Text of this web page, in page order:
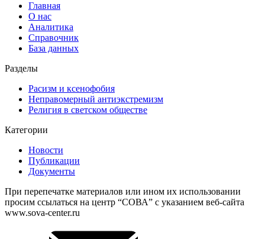
Главная
О нас
Аналитика
Справочник
База данных
Разделы
Расизм и ксенофобия
Неправомерный антиэкстремизм
Религия в светском обществе
Категории
Новости
Публикации
Документы
При перепечатке материалов или ином их использовании
просим ссылаться на центр “СОВА” с указанием веб-сайта
www.sova-center.ru